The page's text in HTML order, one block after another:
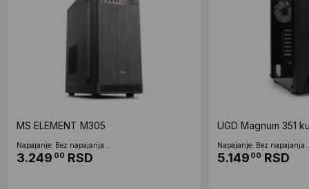
MS ELEMENT M305
Napajanje: Bez napajanja...
3.249 00 RSD
UGD Magnum 351
Napajanje: Bez
5.149 00 RSD